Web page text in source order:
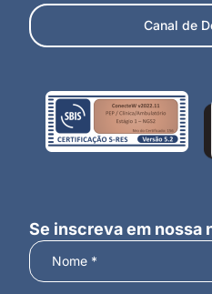
Canal de
Se inscreva em nossa